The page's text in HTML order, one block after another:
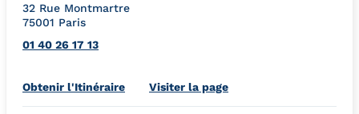
32 Rue Montmartre
75001 Paris
01 40 26 17 13
Obtenir l'ItinéraireLink Opens in New Tab
Visiter la page